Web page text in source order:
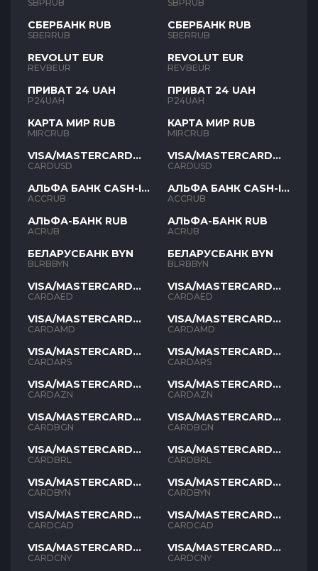
SBPRUB
СБЕРБАНК RUB
SBERRUB
REVOLUT EUR
REVBEUR
ПРИВАТ 24 UAH
P24UAH
КАРТА МИР RUB
MIRCRUB
VISA/MASTERCARD
USD
CARDUSD
АЛЬФА БАНК CASH-IN
RUB
ACCRUB
АЛЬФА-БАНК RUB
ACRUB
БЕЛАРУСБАНК BYN
BLRBBYN
VISA/MASTERCARD
AED
CARDAED
VISA/MASTERCARD
AMD
CARDAMD
VISA/MASTERCARD
ARS
CARDARS
VISA/MASTERCARD
AZN
CARDAZN
VISA/MASTERCARD
BGN
CARDBGN
VISA/MASTERCARD
BRL
CARDBRL
VISA/MASTERCARD
BYN
CARDBYN
VISA/MASTERCARD
CAD
CARDCAD
VISA/MASTERCARD
CNY
CARDCNY
SBPRUB
СБЕРБАНК RUB
SBERRUB
REVOLUT EUR
REVBEUR
ПРИВАТ 24 UAH
P24UAH
КАРТА МИР RUB
MIRCRUB
VISA/MASTERCARD
USD
CARDUSD
АЛЬФА БАНК CASH-IN
RUB
ACCRUB
АЛЬФА-БАНК RUB
ACRUB
БЕЛАРУСБАНК BYN
BLRBBYN
VISA/MASTERCARD
AED
CARDAED
VISA/MASTERCARD
AMD
CARDAMD
VISA/MASTERCARD
ARS
CARDARS
VISA/MASTERCARD
AZN
CARDAZN
VISA/MASTERCARD
BGN
CARDBGN
VISA/MASTERCARD
BRL
CARDBRL
VISA/MASTERCARD
BYN
CARDBYN
VISA/MASTERCARD
CAD
CARDCAD
VISA/MASTERCARD
CNY
CARDCNY